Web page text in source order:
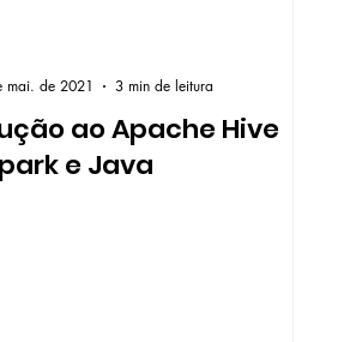
ao Apache Hive
e Java
mai. de 2021
3 min de leitura